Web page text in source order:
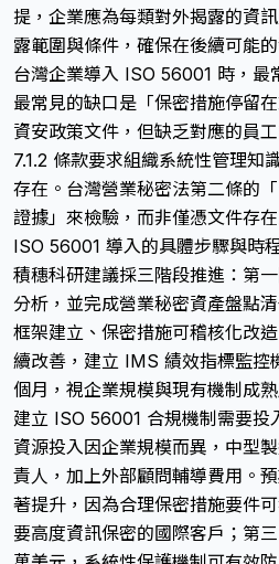
提，企業應為每類對外揭露的資
露範圍與條件，確保在後續可能的
台灣企業導入 ISO 56001 時，最
最常見的缺口是「保密措施停留
資安政策文件，但缺乏對應的員
7.1.2 條款要求組織系統性管理知
存在。 台灣營業秘密法第二條的
證據」來檢驗，而非僅憑文件存
ISO 56001 導入的具體步驟與時
積穗科研建議採三階段推進：第
分析，並完成營業秘密資產盤點
框架建立、保密措施可稽核化改
續改善，建立 IMS 績效指標監控
個月，視企業規模與現有機制成
建立 ISO 56001 合規機制需要投
資源投入因企業規模而異，中型
責人，加上外部顧問輔導費用。
著提升，因為合理保密措施要件
要高度資訊保密的國際客戶；第